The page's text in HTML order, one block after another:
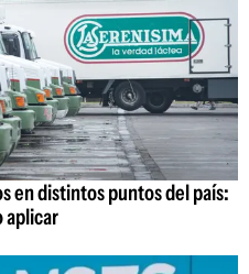
en distintos puntos del país:
aplicar